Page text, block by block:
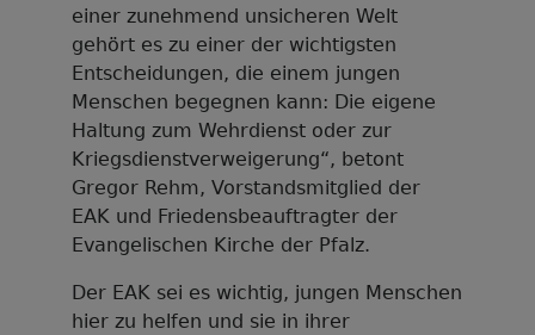
einer zunehmend unsicheren Welt
gehört es zu einer der wichtigsten
Entscheidungen, die einem jungen
Menschen begegnen kann: Die eigene
Haltung zum Wehrdienst oder zur
Kriegsdienstverweigerung“, betont
Gregor Rehm, Vorstandsmitglied der
EAK und Friedensbeauftragter der
Evangelischen Kirche der Pfalz.
Der EAK sei es wichtig, jungen Menschen
hier zu helfen und sie in ihrer